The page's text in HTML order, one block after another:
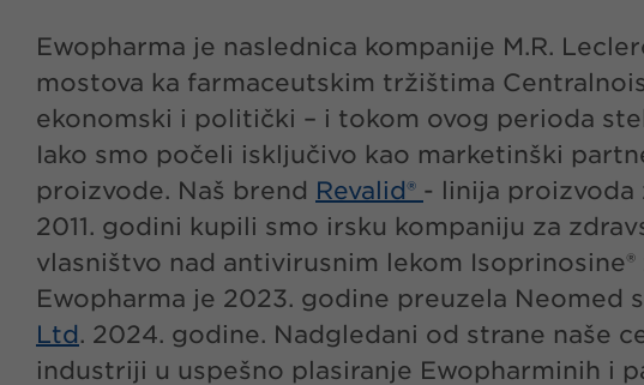
Ewopharma je naslednica kompanije M.R.
mostova ka farmaceutskim tržištima
ekonomski i politički – i tokom ovog perioda
Iako smo počeli isključivo kao marketinški
proizvode. Naš brend Revalid® - linija proizvoda
2011. godini kupili smo irsku kompaniju za
vlasništvo nad antivirusnim lekom
Ewopharma je 2023. godine preuzela Neomed
Ltd. 2024. godine. Nadgledani od strane naše
industriji u uspešno plasiranje Ewopharminih i